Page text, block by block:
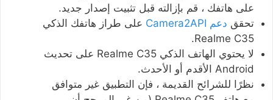
على هاتفك ، قم بإزالته قبل تثبيت إصدار جديد.
تحقق دعم Camera2API
على طراز هاتفك الذكي
Realme C35.
لا يحتوي الهاتف الذكي Realme C35 على تحديث
Android الأقدم أو الأحدث.
نظرًا للشرائح القديمة ، فإن التطبيق غير متوافق